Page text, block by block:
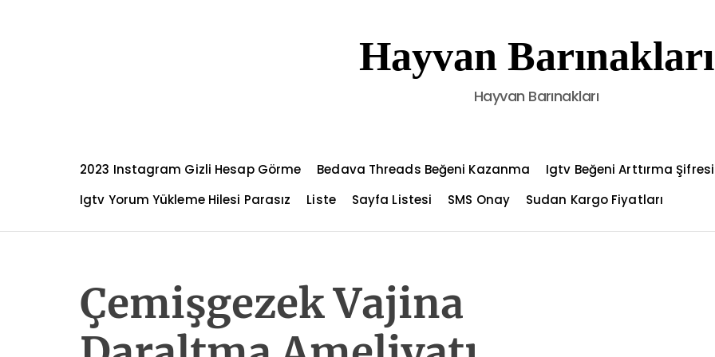
t
Hayvan Barınakları
Hayvan Barınakları
2023 Instagram Gizli Hesap Görme Bedava Threads Beğeni Kazanma
Igtv Beğeni Arttırma
Igtv Yorum Yükleme Hilesi Parasız
Liste Sayfa Listesi SMS Onay Sudan Kargo Fiyatları
Çemişgezek Vajina